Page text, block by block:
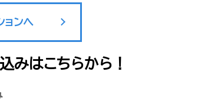
ョンへ
みはこちらから！